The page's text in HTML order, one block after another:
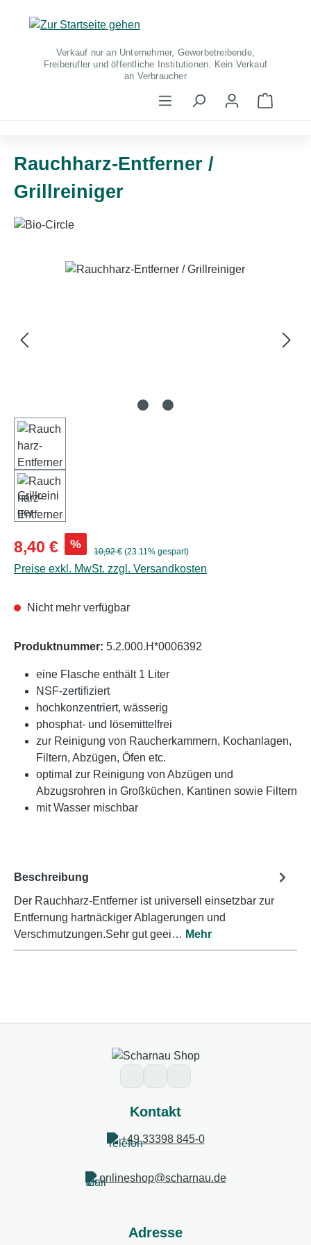
Zum Hauptinhalt springen
Verkauf nur an Unternehmer, Gewerbetreibende,
Freiberufler und öffentliche Institutionen. Kein Verkauf
an Verbraucher
Rauchharz-Entferner /
Grillreiniger
Bildergalerie überspringen
Verkaufspreis:
8,40 € % Regulärer Preis:
10,92 € (23.11% gespart)
Preise exkl. MwSt. zzgl. Versandkosten
Nicht mehr verfügbar
Produktnummer: 5.2.000.H*0006392
eine Flasche enthält 1 Liter
NSF-zertifiziert
hochkonzentriert, wässerig
phosphat- und lösemittelfrei
zur Reinigung von Raucherkammern, Kochanlagen,
Filtern, Abzügen, Öfen etc.
optimal zur Reinigung von Abzügen und
Abzugsrohren in Großküchen, Kantinen sowie Filtern
mit Wasser mischbar
Beschreibung
Der Rauchharz-Entferner ist universell einsetzbar zur
Entfernung hartnäckiger Ablagerungen und
Verschmutzungen.Sehr gut geei… Mehr
Kontakt
+49 33398 845-0
onlineshop@scharnau.de
Adresse